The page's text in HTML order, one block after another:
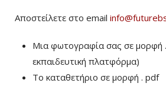
Αποστείλετε στο email
Μια φωτογραφία σας σε μορφή
εκπαιδευτική πλατφόρμα)
To καταθετήριο σε μορφή . pdf